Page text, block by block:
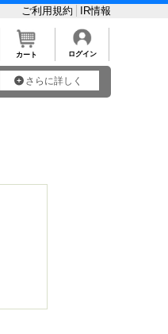
ご利用規約 IR情報
カート ログイン
さらに詳しく